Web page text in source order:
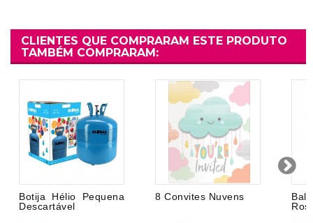
CLIENTES QUE COMPRARAM ESTE PRODUTO
TAMBÉM COMPRARAM:
Botija Hélio Pequena
Descartável
8 Convites Nuvens